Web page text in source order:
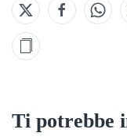
Ti potrebbe